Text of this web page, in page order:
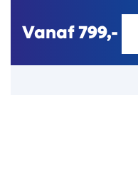
Vanaf799,-